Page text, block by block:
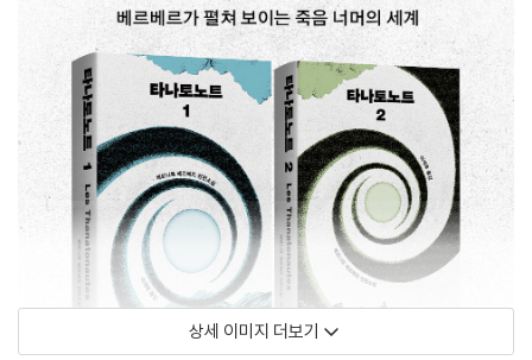
상세 이미지 더보기